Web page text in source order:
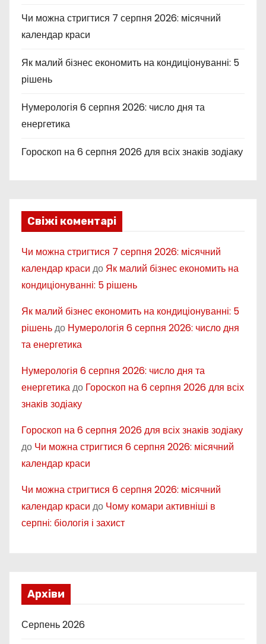
Чи можна стригтися 7 серпня 2026: місячний
календар краси
Як малий бізнес економить на кондиціонуванні: 5
рішень
Нумерологія 6 серпня 2026: число дня та
енергетика
Гороскоп на 6 серпня 2026 для всіх знаків зодіаку
Свіжі коментарі
Чи можна стригтися 7 серпня 2026: місячний
календар краси до Як малий бізнес економить на
кондиціонуванні: 5 рішень
Як малий бізнес економить на кондиціонуванні: 5
рішеньдо Нумерологія 6 серпня 2026: число дня
та енергетика
Нумерологія 6 серпня 2026: число дня та
енергетикадо Гороскоп на 6 серпня 2026 для всіх
знаків зодіаку
Гороскоп на 6 серпня 2026 для всіх знаків зодіаку
до Чи можна стригтися 6 серпня 2026: місячний
календар краси
Чи можна стригтися 6 серпня 2026: місячний
календар краси до Чому комари активніші в
серпні: біологія і захист
Архіви
Серпень 2026